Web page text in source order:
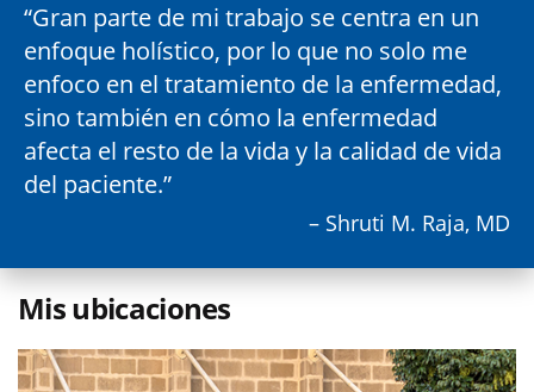
Gran parte de mi trabajo se centra en un
enfoque holístico, por lo que no solo me
enfoco en el tratamiento de la enfermedad,
sino también en cómo la enfermedad
afecta el resto de la vida y la calidad de vida
del paciente.
– Shruti M. Raja, MD
Mis ubicaciones